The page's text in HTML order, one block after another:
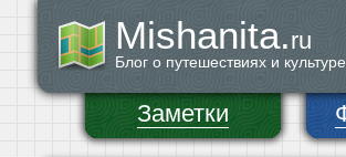
Mishanita.ru
Блог о путешествиях и
Заметки